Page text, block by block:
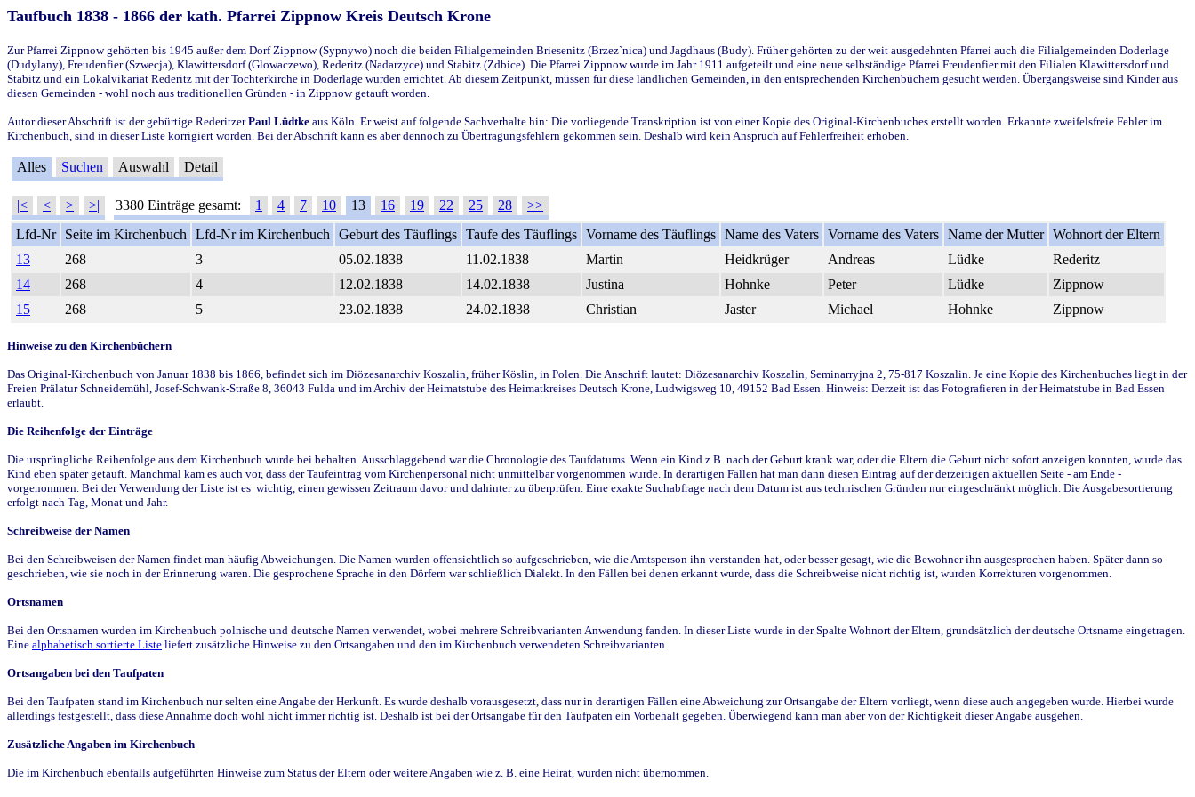
Taufbuch 1838 - 1866 der kath. Pfarrei Zippnow Kreis Deutsch Krone
Zur Pfarrei Zippnow gehörten bis 1945 außer dem Dorf Zippnow (Sypnywo) noch die beiden Filialgemeinden Briesenitz (Brzez`nica) und Jagdhaus (Budy). Früher gehörten zu der weit ausgedehnten Pfarrei auch die Filialgemeinden Doderlage
(Dudylany), Freudenfier (Szwecja), Klawittersdorf (Glowaczewo), Rederitz (Nadarzyce) und Stabitz (Zdbice). Die Pfarrei Zippnow wurde im Jahr 1911 aufgeteilt und eine neue selbständige Pfarrei Freudenfier mit den Filialen Klawittersdorf und
Stabitz und ein Lokalvikariat Rederitz mit der Tochterkirche in Doderlage wurden errichtet. Ab diesem Zeitpunkt, müssen für diese ländlichen Gemeinden, in den entsprechenden Kirchenbüchern gesucht werden. Übergangsweise sind Kinder aus
diesen Gemeinden - wohl noch aus traditionellen Gründen - in Zippnow getauft worden.
Autor dieser Abschrift ist der gebürtige RederitzerPaul Lüdtke aus Köln. Er weist auf folgende Sachverhalte hin: Die vorliegende Transkription ist von einer Kopie des Original-Kirchenbuches erstellt worden. Erkannte zweifelsfreie Fehler im
Kirchenbuch, sind in dieser Liste korrigiert worden. Bei der Abschrift kann es aber dennoch zu Übertragungsfehlern gekommen sein. Deshalb wird kein Anspruch auf Fehlerfreiheit erhoben.
Alles Suchen Auswahl Detail
|< < > >| 3380 Einträge gesamt: 1 4 7 10 13 16 19 22 25 28
>>
Lfd-Nr
Seite im Kirchenbuch Lfd-Nr im Kirchenbuch Geburt des Täuflings Taufe des Täuflings Vorname des Täuflings Name des Vaters Vorname des Vaters Name der Mutter Wohnort der Eltern
13
268 3 05.02.1838 11.02.1838 Martin Heidkrüger Andreas Lüdke
Rederitz
14
268 4 12.02.1838 14.02.1838 Justina Hohnke Peter Lüdke
Zippnow
15
268 5 23.02.1838 24.02.1838 Christian Jaster Michael Hohnke Zippnow
Hinweise zu den Kirchenbüchern
Das Original-Kirchenbuch von Januar 1838 bis 1866, befindet sich im Diözesanarchiv Koszalin, früher Köslin, in Polen. Die Anschrift lautet: Diözesanarchiv Koszalin, Seminarryjna 2, 75-817 Koszalin. Je eine Kopie des Kirchenbuches liegt in der
Freien Prälatur Schneidemühl, Josef-Schwank-Straße 8, 36043 Fulda und im Archiv der Heimatstube des Heimatkreises Deutsch Krone, Ludwigsweg 10, 49152 Bad Essen. Hinweis: Derzeit ist das Fotografieren in der Heimatstube in Bad Essen
erlaubt.
Die Reihenfolge der Einträge
Die ursprüngliche Reihenfolge aus dem Kirchenbuch wurde bei behalten. Ausschlaggebend war die Chronologie des Taufdatums. Wenn ein Kind z.B. nach der Geburt krank war, oder die Eltern die Geburt nicht sofort anzeigen konnten, wurde das
Kind eben später getauft. Manchmal kam es auch vor, dass der Taufeintrag vom Kirchenpersonal nicht unmittelbar vorgenommen wurde. In derartigen Fällen hat man dann diesen Eintrag auf der derzeitigen aktuellen Seite - am Ende -
vorgenommen. Bei der Verwendung der Liste ist es wichtig, einen gewissen Zeitraum davor und dahinter zu überprüfen. Eine exakte Suchabfrage nach dem Datum ist aus technischen Gründen nur eingeschränkt möglich. Die Ausgabesortierung
erfolgt nach Tag, Monat und Jahr.
Schreibweise der Namen
Bei den Schreibweisen der Namen findet man häufig Abweichungen. Die Namen wurden offensichtlich so aufgeschrieben, wie die Amtsperson ihn verstanden hat, oder besser gesagt, wie die Bewohner ihn ausgesprochen haben. Später dann so
geschrieben, wie sie noch in der Erinnerung waren. Die gesprochene Sprache in den Dörfern war schließlich Dialekt. In den Fällen bei denen erkannt wurde, dass die Schreibweise nicht richtig ist, wurden Korrekturen vorgenommen.
Ortsnamen
Bei den Ortsnamen wurden im Kirchenbuch polnische und deutsche Namen verwendet, wobei mehrere Schreibvarianten Anwendung fanden. In dieser Liste wurde in der Spalte Wohnort der Eltern, grundsätzlich der deutsche Ortsname eingetragen.
Eine alphabetisch sortierte Liste liefert zusätzliche Hinweise zu den Ortsangaben und den im Kirchenbuch verwendeten Schreibvarianten.
Ortsangaben bei den Taufpaten
Bei den Taufpaten stand im Kirchenbuch nur selten eine Angabe der Herkunft. Es wurde deshalb vorausgesetzt, dass nur in derartigen Fällen eine Abweichung zur Ortsangabe der Eltern vorliegt, wenn diese auch angegeben wurde. Hierbei wurde
allerdings festgestellt, dass diese Annahme doch wohl nicht immer richtig ist. Deshalb ist bei der Ortsangabe für den Taufpaten ein Vorbehalt gegeben. Überwiegend kann man aber von der Richtigkeit dieser Angabe ausgehen.
Zusätzliche Angaben im Kirchenbuch
Die im Kirchenbuch ebenfalls aufgeführten Hinweise zum Status der Eltern oder weitere Angaben wie z. B. eine Heirat, wurden nicht übernommen.